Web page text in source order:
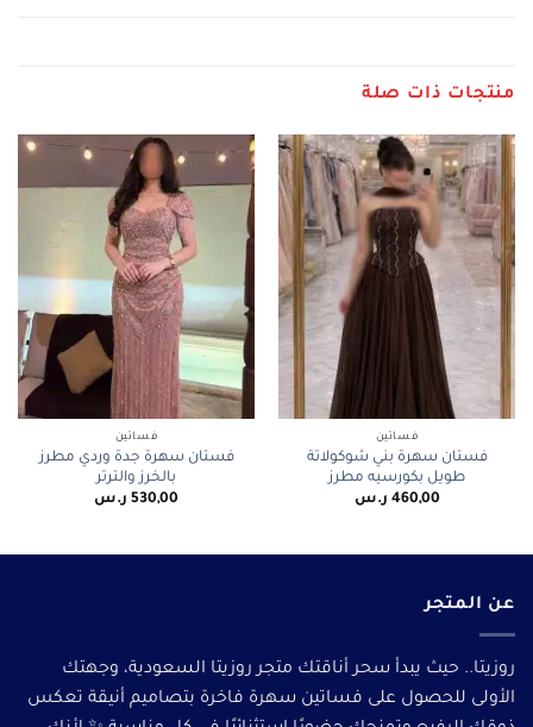
منتجات ذات صلة
فساتين
فستان سهرة بني شوكولاتة
طويل بكورسيه مطرز
460,00 ر.س
فساتين
فستان سهرة جدة وردي مطرز
بالخرز والترتر
530,00 ر.س
عن المتجر
روزيتا.. حيث يبدأ سحر أناقتك متجر روزيتا السعودية، وجهتك
الأولى للحصول على فساتين سهرة فاخرة بتصاميم أنيقة تعكس